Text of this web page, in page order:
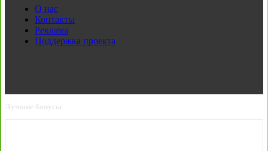
О нас
Контакты
Реклама
Поддержка проекта
Лучшие бонусы